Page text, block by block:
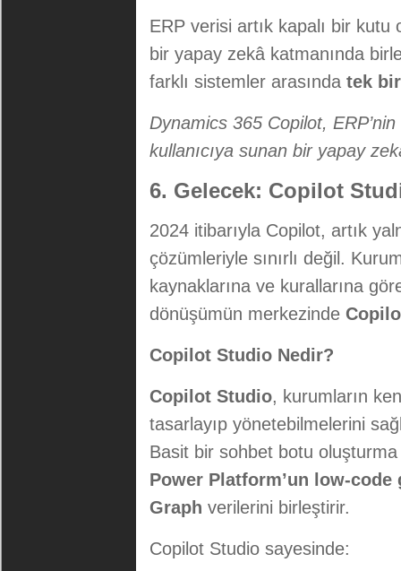
ERP verisi artık kapalı bir
bir yapay zekâ katmanında
farklı sistemler arasında tek
Dynamics 365 Copilot, ERP’nin
kullanıcıya sunan bir yapay
6. Gelecek: Copilot
2024 itibarıyla Copilot, artık
çözümleriyle sınırlı değil.
kaynaklarına ve kurallarına
dönüşümün merkezinde
Copilot Studio Nedir?
Copilot Studio, kurumların
tasarlayıp yönetebilmelerini
Basit bir sohbet botu
Power Platform’un low-code
Graph verilerini birleştirir.
Copilot Studio sayesinde: